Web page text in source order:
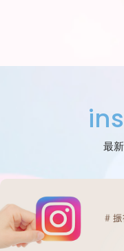
最